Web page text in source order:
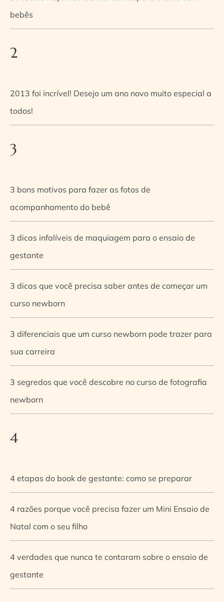
bebês
2
2013 foi incrível! Desejo um ano novo muito especial a
todos!
3
3 bons motivos para fazer as fotos de
acompanhamento do bebê
3 dicas infalíveis de maquiagem para o ensaio de
gestante
3 dicas que você precisa saber antes de começar um
curso newborn
3 diferenciais que um curso newborn pode trazer para
sua carreira
3 segredos que você descobre no curso de fotografia
newborn
4
4 etapas do book de gestante: como se preparar
4 razões porque você precisa fazer um Mini Ensaio de
Natal com o seu filho
4 verdades que nunca te contaram sobre o ensaio de
gestante